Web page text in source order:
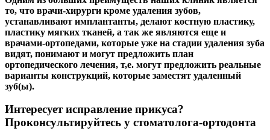
то, что врачи-хирурги кроме удаления зубов,
устанавливают имплантанты, делают костную пластику,
пластику мягких тканей, а так же являются еще и
врачами-ортопедами, которые уже на стадии удаления зуба
видят, понимают и могут предложить план
ортопедического лечения, т,е. могут предложить реальные
варианты конструкций, которые заместят удаленный
зуб(ы).
Интересует исправление прикуса?
Проконсультируйтесь у стоматолога-ортодонта